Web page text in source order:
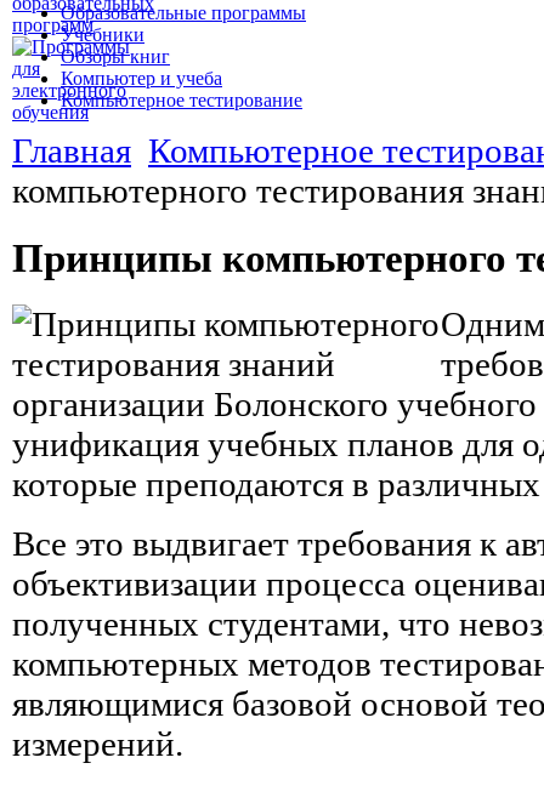
Образовательные программы
Учебники
Обзоры книг
Компьютер и учеба
Компьютерное тестирование
Главная Компьютерное
компьютерного тестирования
Принципы компьютерного
организации Болонского учебного
унификация учебных планов для
которые преподаются в
Все это выдвигает требования к
объективизации процесса
полученных студентами, что
компьютерных методов
являющимися базовой основой
измерений.